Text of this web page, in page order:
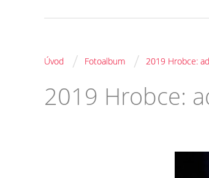
Úvod / Fotoalbum / 2019 Hrobce:
2019 Hrobce: